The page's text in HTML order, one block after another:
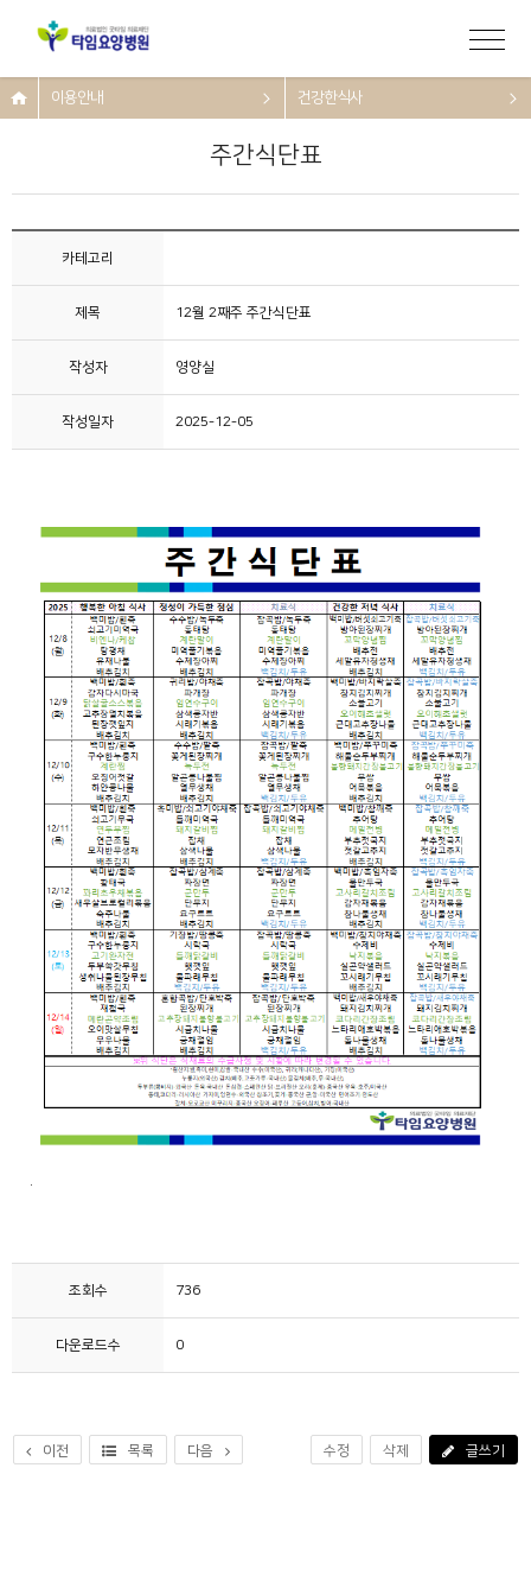
이용안내 건강한식사
주간식단표
카테고리
제목 12월 2째주 주간식단표
작성자 영양실
작성일자 2025-12-05
조회수 736
다운로드수 0
이전 목록 다음 수정 삭제 글쓰기